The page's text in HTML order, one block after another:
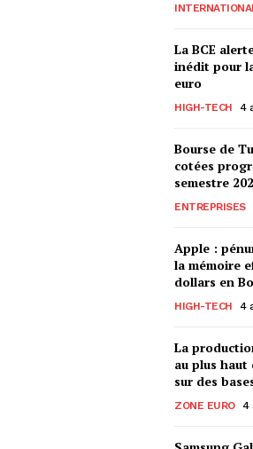
La BCE
inédit pour
euro
HIGH-TECH 4
Bourse de
cotées
semestre
ENTREPRISES
Apple :
la mémoire
dollars en
HIGH-TECH 4
La
au plus haut
sur des
ZONE EURO 4